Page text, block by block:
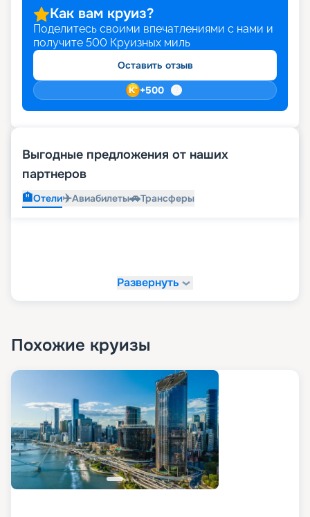
прямо на этой странице сайта.
Как вам круиз?
Поделитесь своими впечатлениями с нами и
получите 500 Круизных миль
Оставить отзыв
+500
Выгодные предложения от наших
партнеров
🏨Отели✈️Авиабилеты🚗Трансферы
Развернуть
Похожие круизы